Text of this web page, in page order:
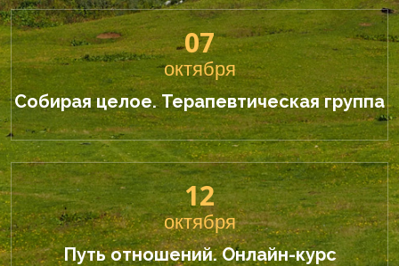
07
октября
Собирая целое. Терапевтическая группа
12
октября
Путь отношений. Онлайн-курс